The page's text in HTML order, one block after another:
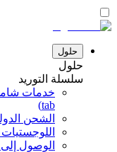
حلول
حلول
سلسلة التوريد
خدمات
tab)
الشحن
اللوجستيات
الوصول